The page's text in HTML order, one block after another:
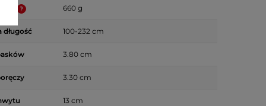
660 g
długość 100-232 cm
3.80 cm
3.30 cm
13 cm